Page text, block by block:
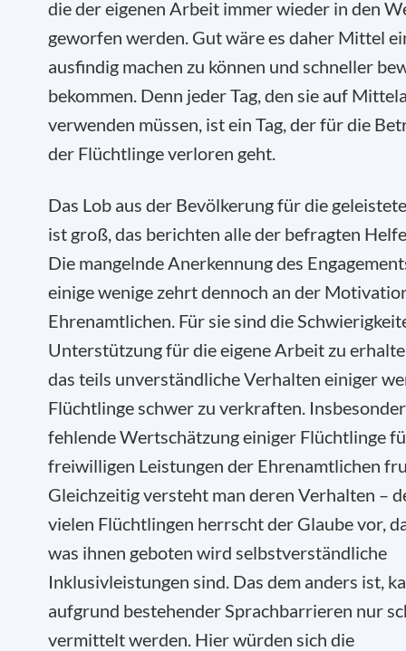
die der eigenen Arbeit immer wieder in den
geworfen werden. Gut wäre es daher Mittel
ausfindig machen zu können und schneller
bekommen. Denn jeder Tag, den sie auf
verwenden müssen, ist ein Tag, der für die
der Flüchtlinge verloren geht.
Das Lob aus der Bevölkerung für die
ist groß, das berichten alle der befragten
Die mangelnde Anerkennung des
einige wenige zehrt dennoch an der
Ehrenamtlichen. Für sie sind die
Unterstützung für die eigene Arbeit zu
das teils unverständliche Verhalten einiger
Flüchtlinge schwer zu verkraften.
fehlende Wertschätzung einiger Flüchtlinge
freiwilligen Leistungen der Ehrenamtlichen
Gleichzeitig versteht man deren Verhalten –
vielen Flüchtlingen herrscht der Glaube vor,
was ihnen geboten wird selbstverständliche
Inklusivleistungen sind. Das dem anders ist,
aufgrund bestehender Sprachbarrieren nur
vermittelt werden. Hier würden sich die